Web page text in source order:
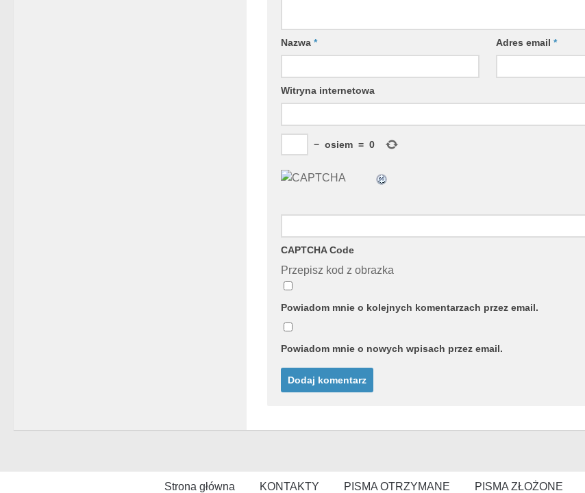
Nazwa * Adres email*
Witryna internetowa
− osiem = 0
CAPTCHA Code
Przepisz kod z obrazka
Powiadom mnie o kolejnych komentarzach przez email.
Powiadom mnie o nowych wpisach przez email.
Strona główna KONTAKTY PISMA OTRZYMANE PISMA ZŁOŻONE